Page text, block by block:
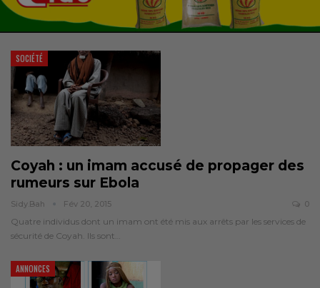
SOCIÉTÉ
Coyah : un imam accusé de propager des
rumeurs sur Ebola
Sidy.bah Fév 20, 2015 0
Quatre individus dont un imam ont été mis aux arrêts par les services de
sécurité de Coyah. Ils sont…
ANNONCES